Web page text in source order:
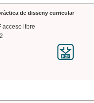
de disseny curricular
acceso libre